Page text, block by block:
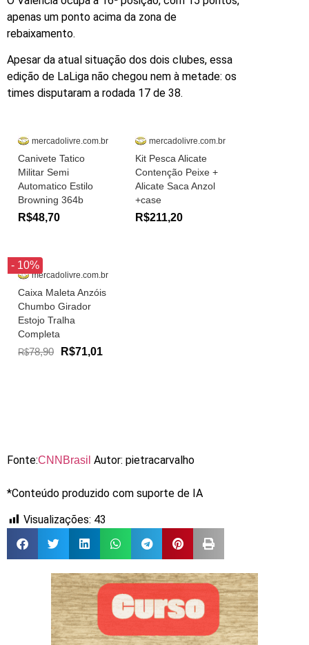
apenas um ponto acima da zona de
rebaixamento.
Apesar da atual situação dos dois clubes, essa
edição de LaLiga não chegou nem à metade: os
times disputaram a rodada 17 de 38.
mercadolivre.com.br
Canivete Tatico
Militar Semi
Automatico Estilo
Browning 364b
R$48,70
mercadolivre.com.br
Kit Pesca Alicate
Contenção Peixe +
Alicate Saca Anzol
+case
R$211,20
- 10%
mercadolivre.com.br
Caixa Maleta Anzóis
Chumbo Girador
Estojo Tralha
Completa
R$78,90 R$71,01
Fonte:CNNBrasil Autor: pietracarvalho
*Conteúdo produzido com suporte de IA
Visualizações: 43